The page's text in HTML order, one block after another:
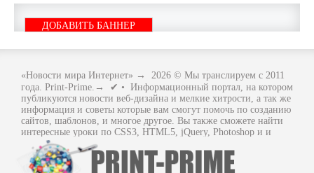
ДОБАВИТЬ БАННЕР
«Новости мира Интернет» → 2026 © Мы транслируем с 2011
года. Print-Prime.→ ✔ • Информационный портал, на котором
публикуются новости веб-дизайна и мелкие хитрости, а так же
информация и советы которые вам смогут помочь по созданию
сайтов, шаблонов, и многое другое. Вы также сможете найти
интересные уроки по CSS3, HTML5, jQuery, Photoshop и и
многое другое, интересное, с интернет мира. Вся информация
размещенная на сайте предназначена исключительно в
ознакомительных целях и ошибки в учении не кто не отменял